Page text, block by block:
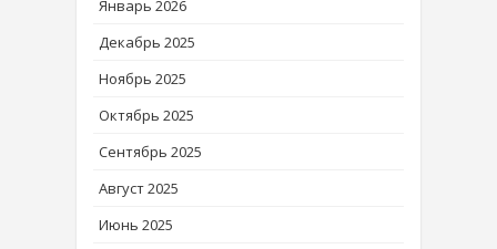
Январь 2026
Декабрь 2025
Ноябрь 2025
Октябрь 2025
Сентябрь 2025
Август 2025
Июнь 2025